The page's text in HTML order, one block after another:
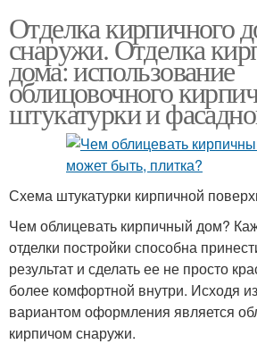
Отделка кирпичного
снаружи. Отделка
дома: использование
облицовочного
штукатурки и
Схема штукатурки кирпичной
Чем облицевать кирпичный дом?
отделки постройки способна
результат и сделать ее не просто
более комфортной внутри. Исходя
вариантом оформления является
кирпичом снаружи.